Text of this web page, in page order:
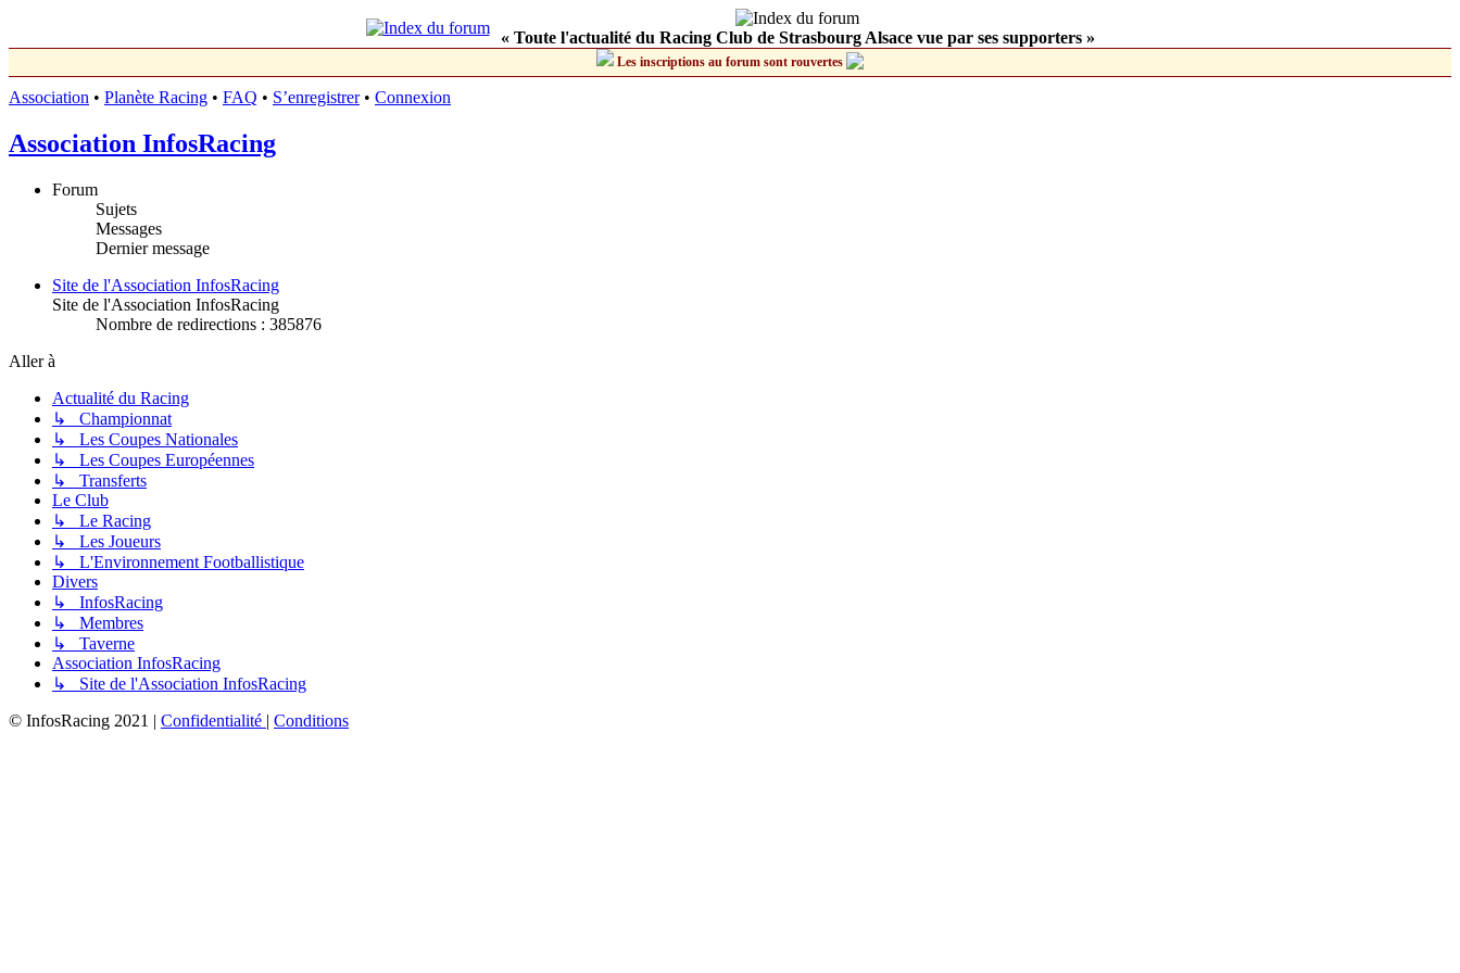
« Toute l'actualité du Racing Club de Strasbourg Alsace vue par ses supporters »
Les inscriptions au forum sont rouvertes
Association • Planète Racing • FAQ • S’enregistrer• Connexion
Association InfosRacing
Forum
Sujets
Messages
Dernier message
Site de l'Association InfosRacing
Site de l'Association InfosRacing
Nombre de redirections : 385876
Aller à
Actualité du Racing
↳ Championnat
↳ Les Coupes Nationales
↳ Les Coupes Européennes
↳ Transferts
Le Club
↳ Le Racing
↳ Les Joueurs
↳ L'Environnement Footballistique
Divers
↳ InfosRacing
↳ Membres
↳ Taverne
Association InfosRacing
↳ Site de l'Association InfosRacing
© InfosRacing 2021 | Confidentialité | Conditions